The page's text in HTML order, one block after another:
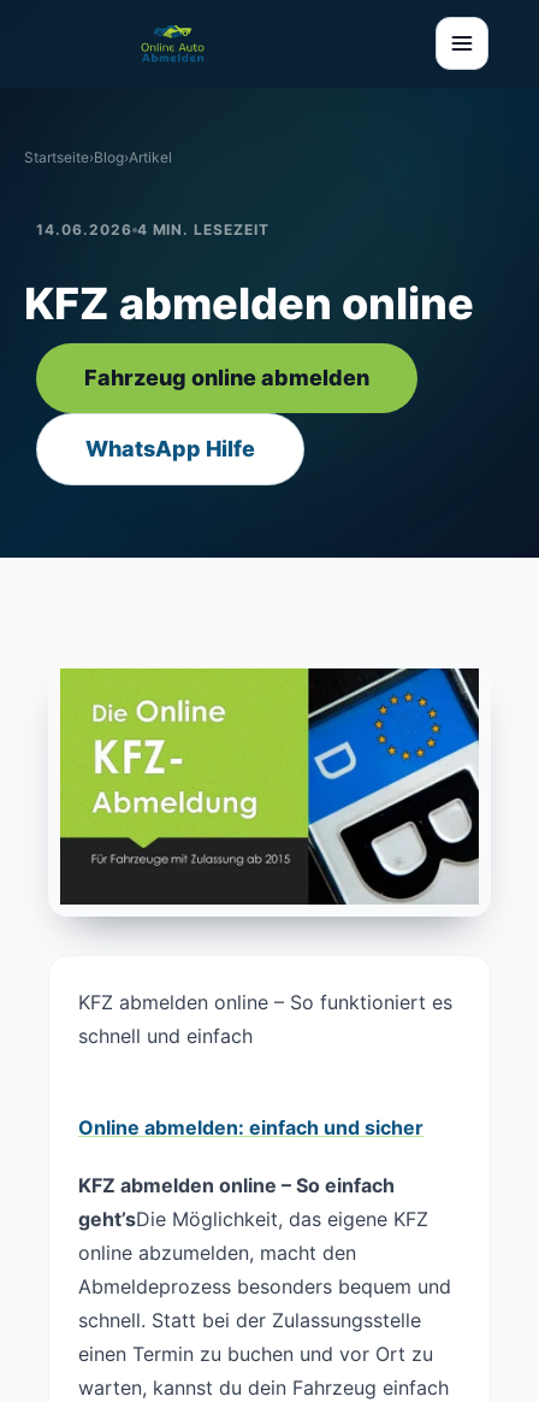
Startseite›Blog›Artikel
14.06.2026 4 MIN. LESEZEIT
KFZ abmelden online
Fahrzeug online abmelden
WhatsApp Hilfe
KFZ abmelden online – So funktioniert es
schnell und einfach
Online abmelden: einfach und sicher
KFZ abmelden online – So einfach
geht’sDie Möglichkeit, das eigene KFZ
online abzumelden, macht den
Abmeldeprozess besonders bequem und
schnell. Statt bei der Zulassungsstelle
einen Termin zu buchen und vor Ort zu
warten, kannst du dein Fahrzeug einfach